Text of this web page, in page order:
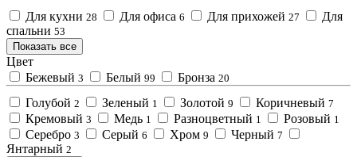
Для кухни 28 Для офиса 6 Для прихожей 27
Для
спальни 53
Показать все
Цвет
Бежевый 3 Белый 99 Бронза 20
Голубой 2 Зеленый 1 Золотой 9 Коричневый 7
Кремовый 3 Медь 1 Разноцветный 1 Розовый 1
Серебро 3 Серый 6 Хром 9 Черный 7
Янтарный 2